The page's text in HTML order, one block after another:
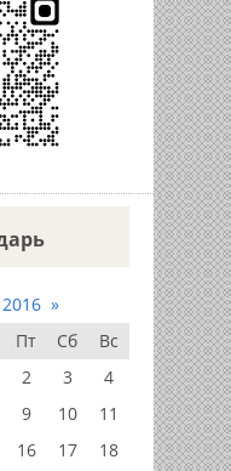
»
Пт Сб
Вс
2 3
4
9 10
11
16 17
18